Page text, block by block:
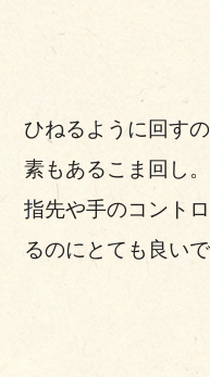
ひねるように回す
素もあるこま回し。
指先や手のコント
るのにとても良い